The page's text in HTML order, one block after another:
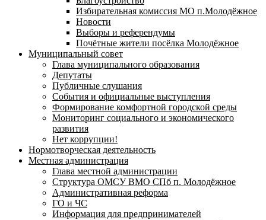
Избирательная комиссия МО п.Молодёжное
Новости
Выборы и референдумы
Почётные жители посёлка Молодёжное
Муниципальный совет
Глава муниципального образования
Депутаты
Публичные слушания
События и официальные выступления
Формирование комфортной городской среды
Мониторинг социального и экономического
развития
Нет коррупции!
Нормотворческая деятельность
Местная администрация
Глава местной администрации
Структура ОМСУ ВМО СПб п. Молодёжное
Административная реформа
ГО и ЧС
Информация для предпринимателей